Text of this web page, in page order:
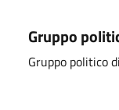
Gruppo
Gruppo politico